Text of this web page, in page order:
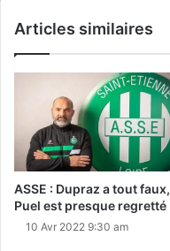
Articles similaires
ASSE : Dupraz a tout faux,
Puel est presque regretté
10 Avr 2022 9:30 am